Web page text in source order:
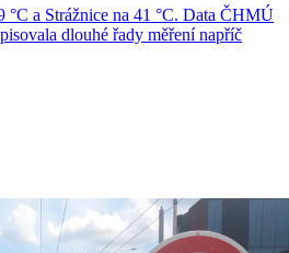
°C a Strážnice na 41 °C. Data ČHMÚ
dlouhé řady měření napříč